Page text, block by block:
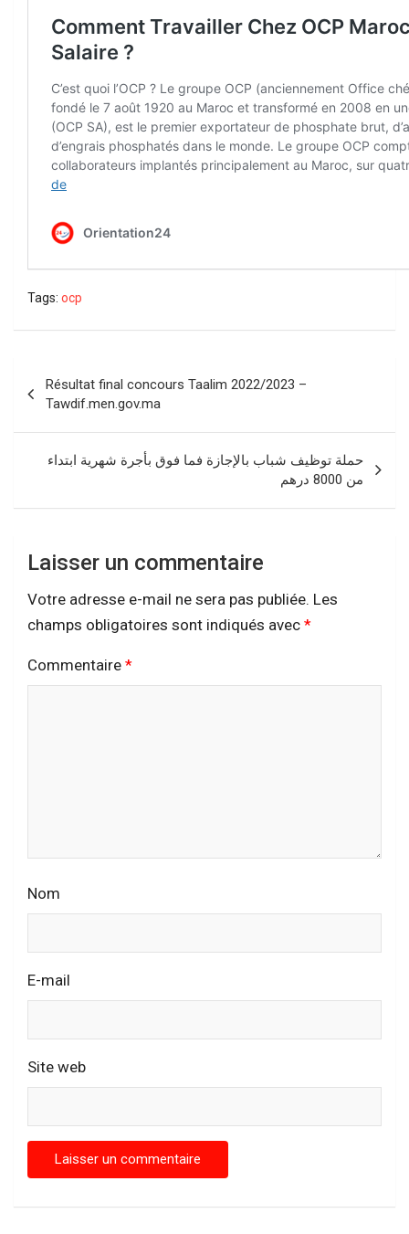
Tags: ocp
de
l’article
Résultat final concours Taalim 2022/2023 –
Tawdif.men.gov.ma
حملة توظيف شباب بالإجازة فما فوق بأجرة شهرية ابتداء
من 8000 درهم
Laisser un commentaire
Votre adresse e-mail ne sera pas publiée. Les
champs obligatoires sont indiqués avec *
Commentaire *
Nom
E-mail
Site web